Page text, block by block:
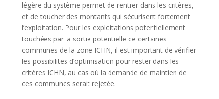
légère du système permet de rentrer dans les critères,
et de toucher des montants qui sécurisent fortement
l’exploitation. Pour les exploitations potentiellement
touchées par la sortie potentielle de certaines
communes de la zone ICHN, il est important de vérifier
les possibilités d’optimisation pour rester dans les
critères ICHN, au cas où la demande de maintien de
ces communes serait rejetée.